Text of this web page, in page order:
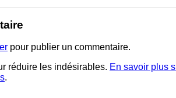
pour publier un commentaire.
réduire les indésirables. En savoir plus
.